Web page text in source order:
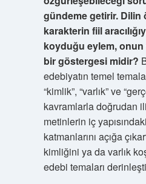
gündeme getirir. Dilin
karakterin fiil
koyduğu eylem, onun
bir göstergesi midir?
edebiyatın temel
“kimlik”, “varlık” ve
kavramlarla doğrudan
metinlerin iç
katmanlarını açığa
kimliğini ya da varlık
edebi temaları